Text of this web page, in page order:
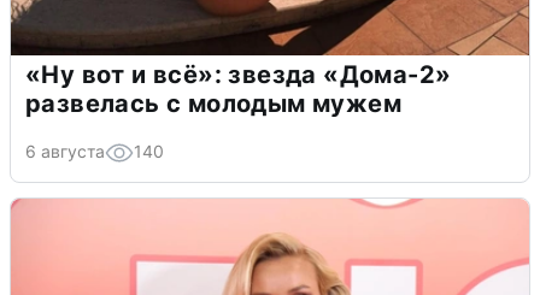
«Ну вот и всё»: звезда «Дома-2»
развелась с молодым мужем
6 августа 140